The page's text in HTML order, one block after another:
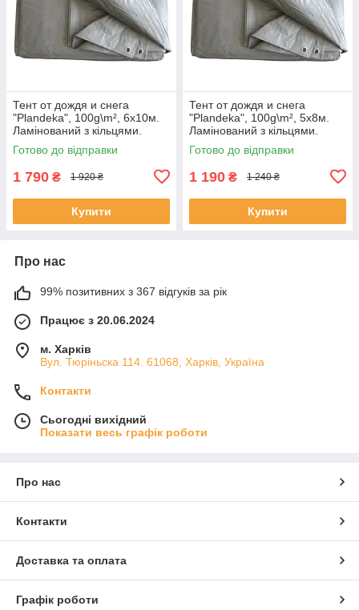
Тент от дождя и снега
"Plandeka", 100g\m², 6х10м.
Ламінований з кільцями.
Пологи.
Готово до відправки
1 790 ₴ 1 920 ₴
Купити
Тент от дождя и снега
"Plandeka", 100g\m², 5х8м.
Ламінований з кільцями.
Пологи.
Готово до відправки
1 190 ₴ 1 240 ₴
Купити
Про нас
99% позитивних з 367 відгуків за рік
Працює з 20.06.2024
м. Харків
Вул. Тюріньска 114. 61068, Харків, Україна
Контакти
Сьогодні вихідний
Показати весь графік роботи
Про нас
Контакти
Доставка та оплата
Графік роботи